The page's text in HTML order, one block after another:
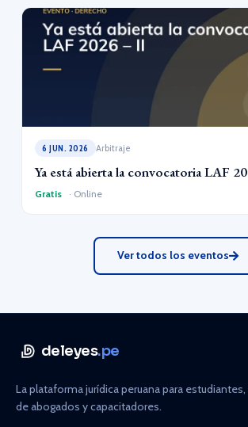
6 JUN. 2026 Arbitraje
Ya está abierta la convocatoria LAF
Gratis · Online
Ver todos los eventos
deleyes.pe
La plataforma jurídica peruana para
de abogados y capacitadores.